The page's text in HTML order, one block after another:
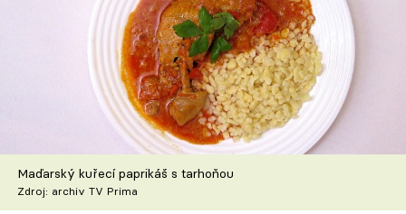
TV Program
Škola vaření
Recepty z TV
Maďarský kuřecí paprikáš s tarhoňou
Zdroj: archiv TV Prima